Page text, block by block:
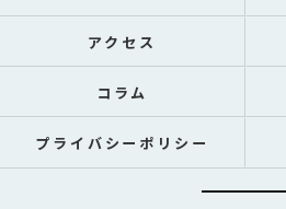
アクセス
コラム
プライバシーポリシー